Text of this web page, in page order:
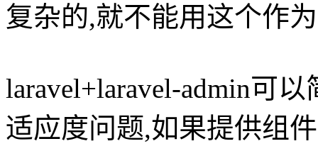
复杂的,就不能用这个作
laravel+laravel-admin可
适应度问题,如果提供组